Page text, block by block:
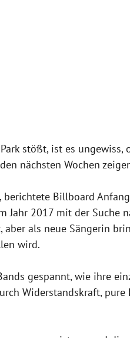
stößt, ist es ungewiss,
nächsten Wochen
Billboard Anfang
2017 mit der Suche
als neue Sängerin
wird.
gespannt, wie ihre
Widerstandskraft,